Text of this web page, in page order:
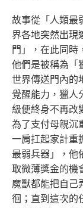
故事從「人類最
界各地突然出現
門」，在此同時
他們是被稱為「
世界傳送門內的
覺醒能力，獵人
級便終身不再改
為了支付母親沉
一肩扛起家計重
最弱兵器」，他
取微薄獎金的機
魔獸都能把自己
徊；直到這次的